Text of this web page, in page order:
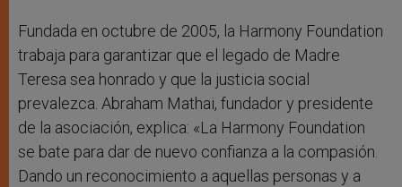
Fundada en octubre de 2005, la Harmony Foundation
trabaja para garantizar que el legado de Madre
Teresa sea honrado y que la justicia social
prevalezca. Abraham Mathai, fundador y presidente
de la asociación, explica: «La Harmony Foundation
se bate para dar de nuevo confianza a la compasión.
Dando un reconocimiento a aquellas personas y a